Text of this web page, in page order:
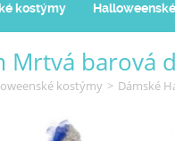
kostýmy
Mrtvá barová
kostýmy > Dámské